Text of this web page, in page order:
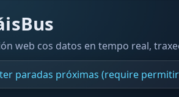
web cos datos en tempo real,
paradas próximas (require